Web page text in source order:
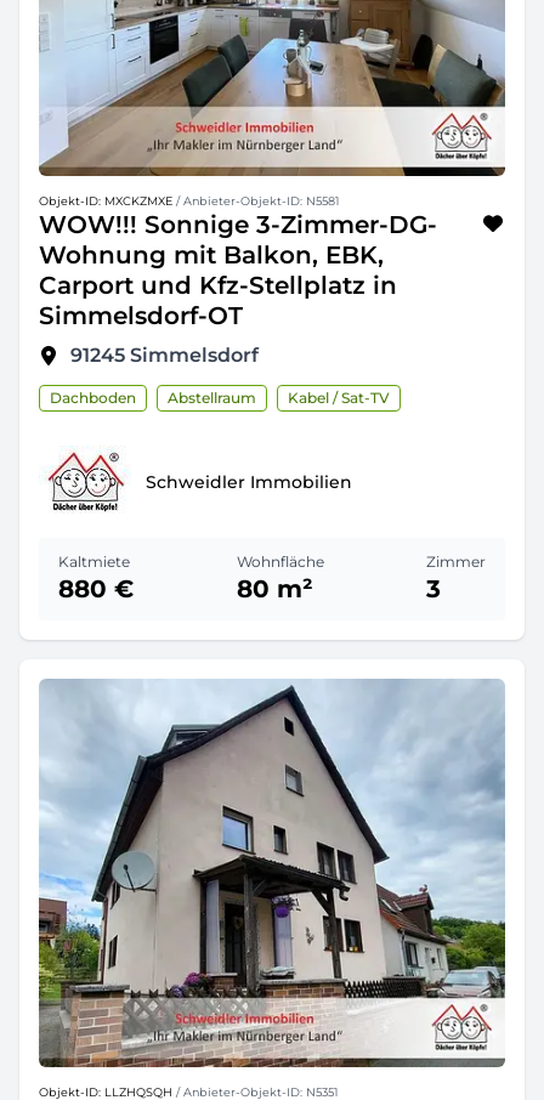
Objekt-ID: MXCKZMXE / Anbieter-Objekt-ID: N5581
WOW!!! Sonnige 3-Zimmer-DG-
Wohnung mit Balkon, EBK,
Carport und Kfz-Stellplatz in
Simmelsdorf-OT
91245 Simmelsdorf
Dachboden Abstellraum Kabel / Sat-TV
Schweidler Immobilien
Kaltmiete
880 €
Wohnfläche
80 m²
Zimmer
3
Objekt-ID: LLZHQSQH / Anbieter-Objekt-ID: N5351